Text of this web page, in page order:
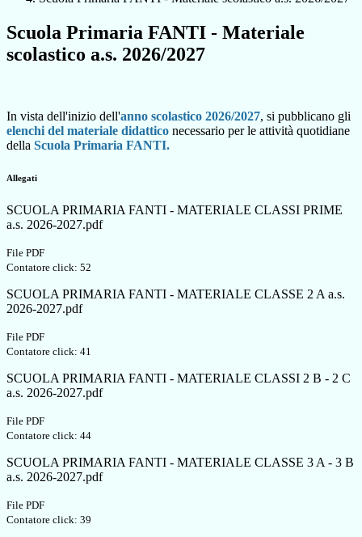
Scuola Primaria FANTI - Materiale
scolastico a.s. 2026/2027
In vista dell'inizio dell'anno scolastico 2026/2027, si pubblicano gli
elenchi del materiale didattico necessario per le attività quotidiane
della Scuola Primaria FANTI.
Allegati
SCUOLA PRIMARIA FANTI - MATERIALE CLASSI PRIME
a.s. 2026-2027.pdf
File PDF
Contatore click: 52
SCUOLA PRIMARIA FANTI - MATERIALE CLASSE 2 A a.s.
2026-2027.pdf
File PDF
Contatore click: 41
SCUOLA PRIMARIA FANTI - MATERIALE CLASSI 2 B - 2 C
a.s. 2026-2027.pdf
File PDF
Contatore click: 44
SCUOLA PRIMARIA FANTI - MATERIALE CLASSE 3 A - 3 B
a.s. 2026-2027.pdf
File PDF
Contatore click: 39